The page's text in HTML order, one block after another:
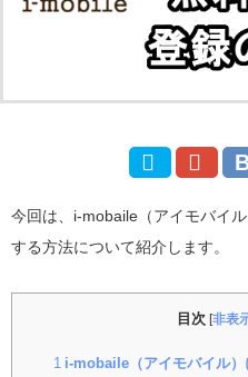
今回は、i-mobaile（アイモバイ
する方法について紹介します。
目次 非表
1 i-mobaile（アイモバイル）